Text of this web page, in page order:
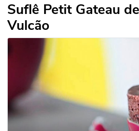
Suflê Petit Gateau
Vulcão